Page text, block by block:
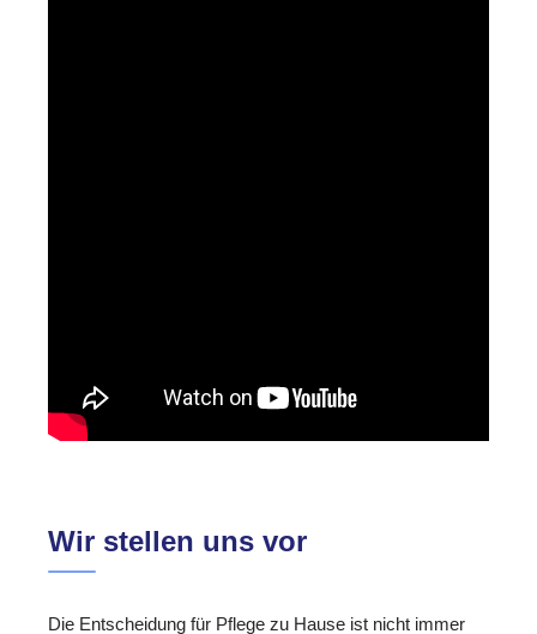
Wir stellen uns vor
Die Entscheidung für Pflege zu Hause ist nicht immer